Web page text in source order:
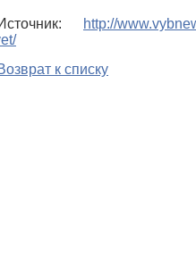
http://
к списку